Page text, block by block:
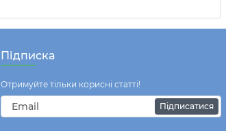
Підписка
Отримуйте тільки корисні статті!
Підписатися